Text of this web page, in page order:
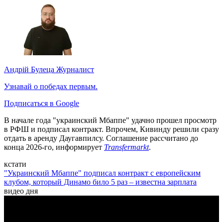
Андрій Булеца Журналист
Узнавай о победах первым.
Подписаться в Google
В начале года "украинский Мбаппе" удачно прошел просмотр
в РФШ и подписал контракт. Впрочем, Кивинду решили сразу
отдать в аренду Даугавпилсу. Соглашение рассчитано до
конца 2026-го, информирует Transfermarkt.
кстати
"Украинский Мбаппе" подписал контракт с европейским
клубом, который Динамо било 5 раз – известна зарплата
видео дня